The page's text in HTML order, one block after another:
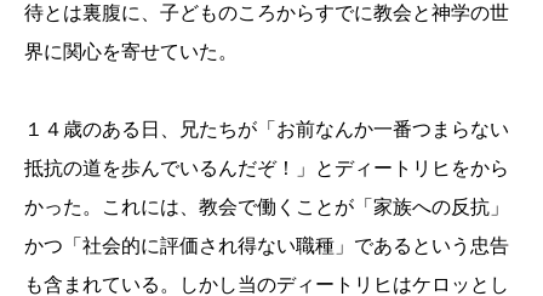
待とは裏腹に、子どものころからすでに教会と神学の世
界に関心を寄せていた。
１４歳のある日、兄たちが「お前なんか一番つまらない
抵抗の道を歩んでいるんだぞ！」とディートリヒをから
かった。これには、教会で働くことが「家族への反抗」
かつ「社会的に評価され得ない職種」であるという忠告
も含まれている。しかし当のディートリヒはケロッとし